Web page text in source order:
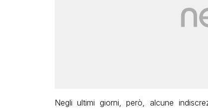
Negli ultimi giorni, però, alcune